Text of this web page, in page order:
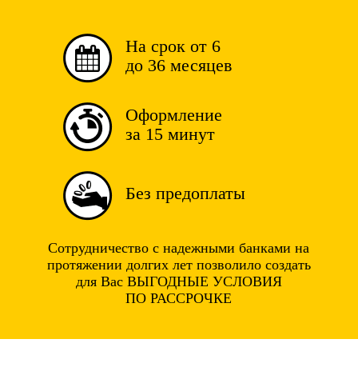
На срок от 6
до 36 месяцев
Оформление
за 15 минут
Без предоплаты
Сотрудничество с надежными банками на
протяжении долгих лет позволило создать
для Вас ВЫГОДНЫЕ УСЛОВИЯ
ПО РАССРОЧКЕ